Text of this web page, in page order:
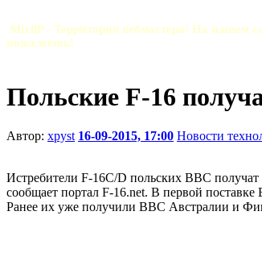
MixliP - Территория вебмастера! На нашем
пожалеешь!
Польские F-16
Автор: xpyst 16-09-2015, 17:00 Новости
Истребители F-16C/D польских ВВС
сообщает портал F-16.net. В первой
Ранее их уже получили ВВС Австралии и